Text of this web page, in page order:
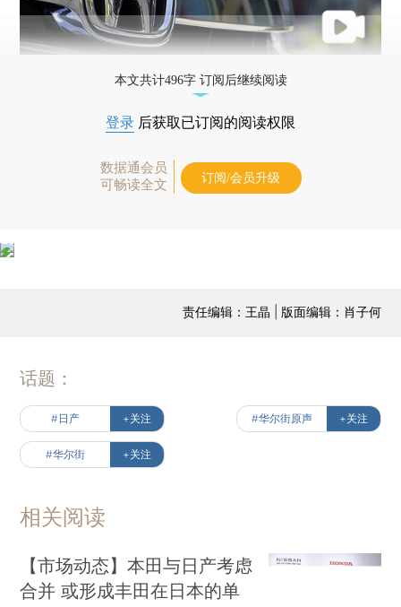
本文共计496字 订阅后继续阅读
登录 后获取已订阅的阅读权限
数据通会员
可畅读全文
订阅/会员升级
责任编辑：王晶 | 版面编辑：肖子何
话题：
#日产 +关注 #华尔街原声 +关注
#华尔街 +关注
相关阅读
【市场动态】本田与日产考虑
合并 或形成丰田在日本的单